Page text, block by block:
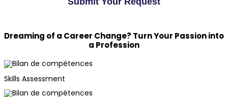
Dreaming of a Career Change? Turn Your Passion into
a Profession
Skills Assessment